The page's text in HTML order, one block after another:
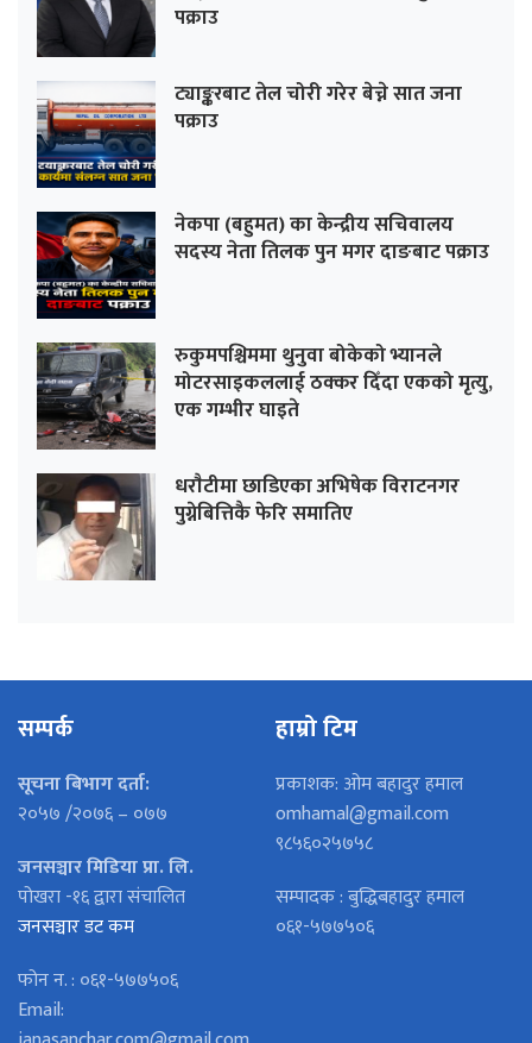
पक्राउ
ट्याङ्करबाट तेल चोरी गरेर बेच्ने सात जना
पक्राउ
नेकपा (बहुमत) का केन्द्रीय सचिवालय
सदस्य नेता तिलक पुन मगर दाङबाट पक्राउ
रुकुमपश्चिममा थुनुवा बोकेको भ्यानले
मोटरसाइकललाई ठक्कर दिँदा एकको मृत्यु,
एक गम्भीर घाइते
धराैटीमा छाडिएका अभिषेक विराटनगर
पुग्नेबित्तिकै फेरि समातिए
सम्पर्क
सूचना बिभाग दर्ता:
२०५७ /२०७६ – ०७७
जनसञ्चार मिडिया प्रा. लि.
पोखरा -१६ द्वारा संचालित
जनसञ्चार डट कम
फोन न. : ०६१-५७७५०६
Email:
हाम्रो टिम
प्रकाशक: ओम बहादुर हमाल
omhamal@gmail.com
९८५६०२५७५८
सम्पादक : बुद्धिबहादुर हमाल
०६१-५७७५०६